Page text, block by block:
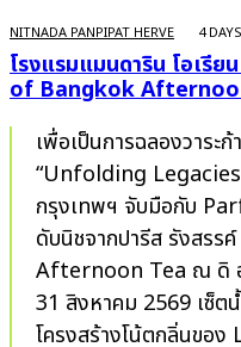
NITNADA PANPIPAT HERVE 4
โรงแรมแมนดาริน โอเรีย
of Bangkok
เพื่อเป็นการฉลองวาระ
“Unfolding
กรุงเทพฯ จับมือกับ
ดับนิชจากปารีส รังสร
Afternoon Tea ณ ดิ อ
31 สิงหาคม 2569 เซ็ต
โครงสร้างโน้ตกลิ่นขอ